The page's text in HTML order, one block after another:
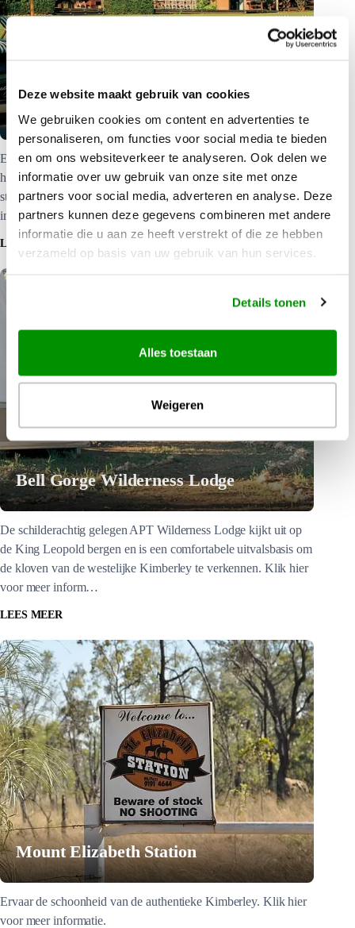
Deze website maakt gebruik van cookies
We gebruiken cookies om content en advertenties te
personaliseren, om functies voor social media te bieden
en om ons websiteverkeer te analyseren. Ook delen we
informatie over uw gebruik van onze site met onze
partners voor social media, adverteren en analyse. Deze
partners kunnen deze gegevens combineren met andere
informatie die u aan ze heeft verstrekt of die ze hebben
verzameld op basis van uw gebruik van hun services.
Details tonen
Alles toestaan
Weigeren
El Questro Homestead |
Een luxueuze homestead voor veeleisende reizigers. De
homestead ligt in een van de meest afgelegen en mooiste
streken van Australië, de Kimberley regio. Klik hier voor meer
informatie.
LEES MEER
Bell Gorge Wilderness Lodge
De schilderachtig gelegen APT Wilderness Lodge kijkt uit op
de King Leopold bergen en is een comfortabele uitvalsbasis om
de kloven van de westelijke Kimberley te verkennen. Klik hier
voor meer inform…
LEES MEER
Mount Elizabeth Station
Ervaar de schoonheid van de authentieke Kimberley. Klik hier
voor meer informatie.